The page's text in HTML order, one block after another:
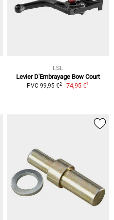
LSL
Levier D'Embrayage Bow Court
PVC 99,95 €2 74,95 €1